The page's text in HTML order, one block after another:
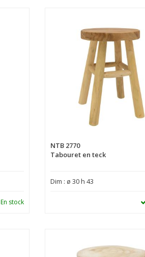
En stock
NTB 2770
Tabouret en teck
Dim : ø 30 h 43